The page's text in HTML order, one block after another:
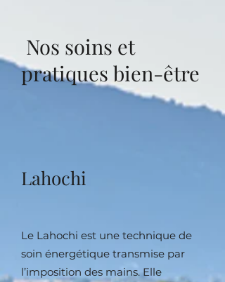
Nos soins et
pratiques bien-être
Lahochi
Le Lahochi est une technique de
soin énergétique transmise par
l’imposition des mains. Elle